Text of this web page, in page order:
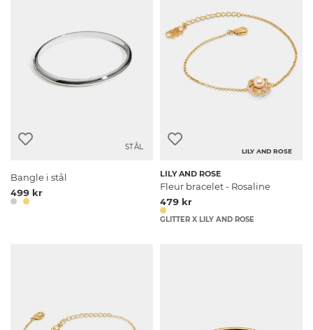
STÅL
Bangle i stål
499 kr
LILY AND ROSE
LILY AND ROSE
Fleur bracelet - Rosaline
479 kr
GLITTER X LILY AND ROSE